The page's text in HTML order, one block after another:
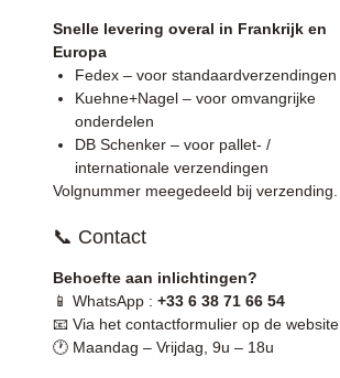
Snelle levering overal in Frankrijk en
Europa
Fedex – voor standaardverzendingen
Kuehne+Nagel – voor omvangrijke
onderdelen
DB Schenker – voor pallet- /
internationale verzendingen
Volgnummer meegedeeld bij verzending.
📞 Contact
Behoefte aan inlichtingen?
📱 WhatsApp : +33 6 38 71 66 54
📧 Via het contactformulier op de website
🕐 Maandag – Vrijdag, 9u – 18u